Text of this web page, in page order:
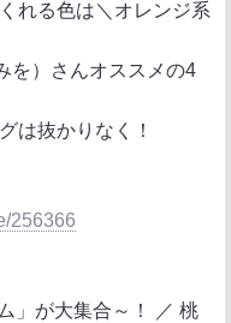
れる色は＼オレンジ系
を）さんオススメの4
は抜かりなく！
256366
」が大集合～！ ／ 桃